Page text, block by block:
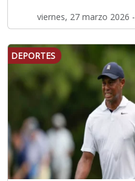
viernes, 27 marzo 2026 -
DEPORTES